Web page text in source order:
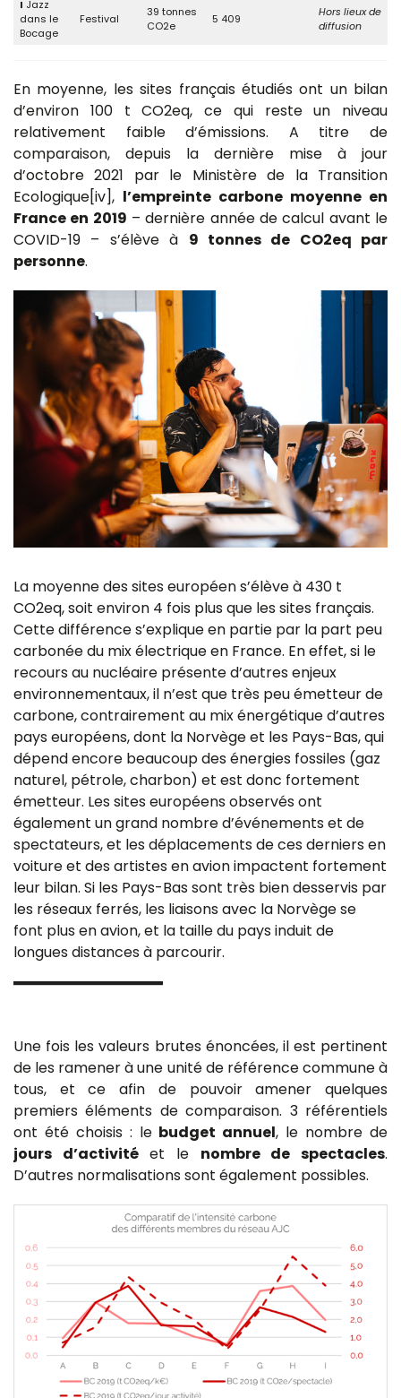
I Jazz
dans le
Bocage
Festival
39 tonnes
CO2e
5 409
Hors lieux de
diffusion
En moyenne, les sites français étudiés ont un bilan
d’environ 100 t CO2eq, ce qui reste un niveau
relativement faible d’émissions. A titre de
comparaison, depuis la dernière mise à jour
d’octobre 2021 par le Ministère de la Transition
Ecologique[iv], l’empreinte carbone moyenne en
France en 2019 – dernière année de calcul avant le
COVID-19 – s’élève à 9 tonnes de CO2eq par
personne.
La moyenne des sites européen s’élève à 430 t
CO2eq, soit environ 4 fois plus que les sites français.
Cette différence s’explique en partie par la part peu
carbonée du mix électrique en France. En effet, si le
recours au nucléaire présente d’autres enjeux
environnementaux, il n’est que très peu émetteur de
carbone, contrairement au mix énergétique d’autres
pays européens, dont la Norvège et les Pays-Bas, qui
dépend encore beaucoup des énergies fossiles (gaz
naturel, pétrole, charbon) et est donc fortement
émetteur. Les sites européens observés ont
également un grand nombre d’événements et de
spectateurs, et les déplacements de ces derniers en
voiture et des artistes en avion impactent fortement
leur bilan. Si les Pays-Bas sont très bien desservis par
les réseaux ferrés, les liaisons avec la Norvège se
font plus en avion, et la taille du pays induit de
longues distances à parcourir.
Une fois les valeurs brutes énoncées, il est pertinent
de les ramener à une unité de référence commune à
tous, et ce afin de pouvoir amener quelques
premiers éléments de comparaison. 3 référentiels
ont été choisis : le budget annuel, le nombre de
jours d’activitéet le nombre de spectacles.
D’autres normalisations sont également possibles.